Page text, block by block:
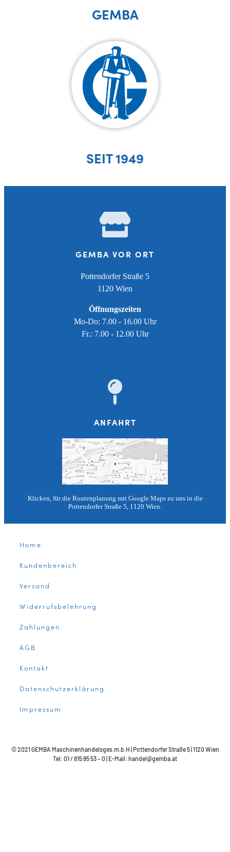
GEMBA
SEIT 1949
GEMBA VOR ORT
Pottendorfer Straße 5
1120 Wien
Öffnungszeiten
Mo-Do: 7.00 - 16.00 Uhr
Fr.: 7.00 - 12.00 Uhr
ANFAHRT
Klicken, für die Routenplanung mit Google Maps zu uns in die
Pottendorfer Straße 5, 1120 Wien.
Home
Kundenbereich
Versand
Widerrufsbelehrung
Zahlungen
AGB
Kontakt
Datenschutzerklärung
Impressum
© 2021 GEMBA Maschinenhandelsges.m.b.H | Pottendorfer Straße 5 | 1120 Wien
Tel: 01 / 815 85 53 – 0 | E-Mail: handel@gemba.at